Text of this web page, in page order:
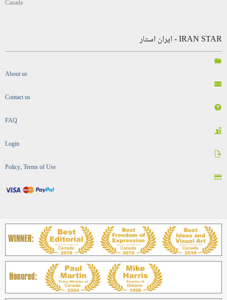
Canada
IRAN STAR - ایران استار
About us
Contact us
FAQ
Login
Policy, Terms of Use